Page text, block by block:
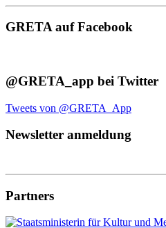
GRETA auf Facebook
@GRETA_app bei Twitter
Tweets von @GRETA_App
Newsletter anmeldung
Partners